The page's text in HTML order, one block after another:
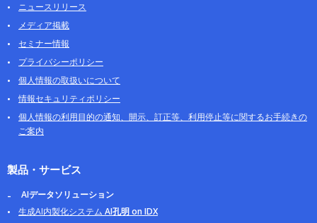
ニュースリリース
メディア掲載
セミナー情報
プライバシーポリシー
個人情報の取扱いについて
情報セキュリティポリシー
個人情報の利用目的の通知、開示、訂正等、利用停止等に関するお手続きの
ご案内
製品・サービス
AIデータソリューション
生成AI内製化システム AI孔明 on IDX